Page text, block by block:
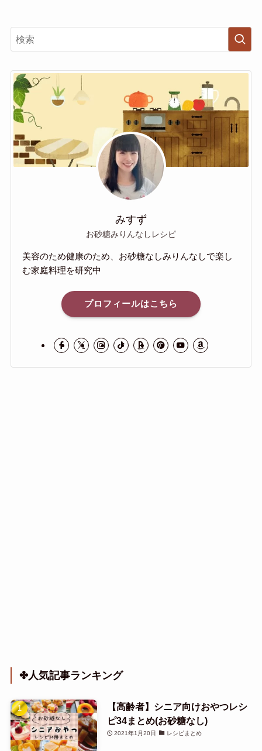
みすず
お砂糖みりんなしレシピ
美容のため健康のため、お砂糖なしみりんなしで楽し
む家庭料理を研究中
プロフィールはこちら
✤人気記事ランキング
【高齢者】シニア向けおやつレシ
ピ34まとめ(お砂糖なし)
2021年1月20日 レシピまとめ